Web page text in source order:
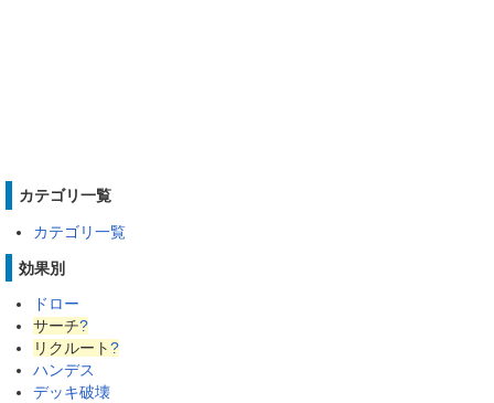
カテゴリ一覧
カテゴリ一覧
効果別
ドロー
サーチ?
リクルート?
ハンデス
デッキ破壊